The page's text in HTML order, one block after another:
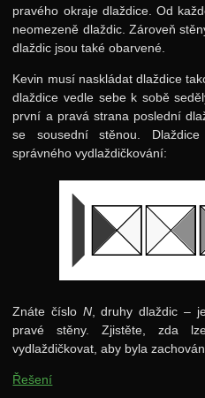
pravého okraje dlaždice. Od
neomezeně dlaždic. Zároveň
dlaždic jsou také obarvené.
Kevin musí naskládat dlaždice
dlaždice vedle sebe k sobě
první a pravá strana poslední
se sousední stěnou.
správného vydlaždičkování:
Znáte číslo N, druhy dlaždic –
pravé stěny. Zjistěte, zda
vydlaždičkovat, aby byla
Řešení